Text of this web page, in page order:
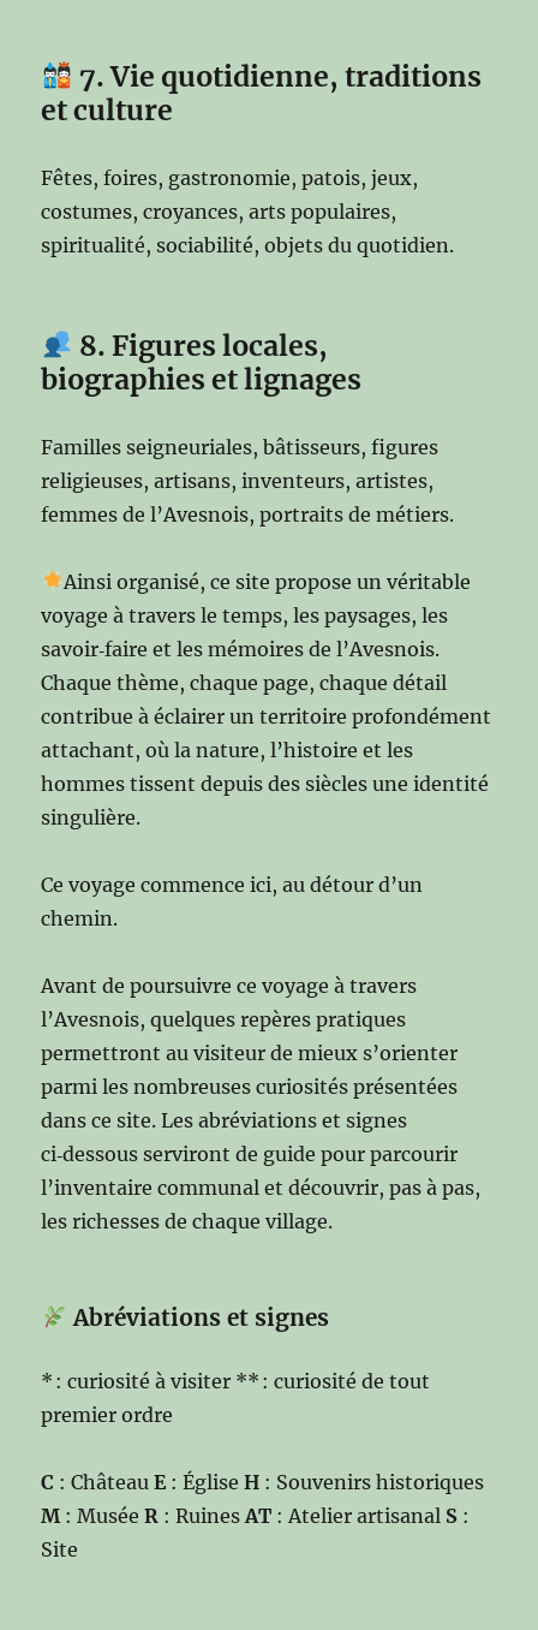
7. Vie quotidienne, traditions
et culture
Fêtes, foires, gastronomie, patois, jeux,
costumes, croyances, arts populaires,
spiritualité, sociabilité, objets du quotidien.
8. Figures locales,
biographies et lignages
Familles seigneuriales, bâtisseurs, figures
religieuses, artisans, inventeurs, artistes,
femmes de l’Avesnois, portraits de métiers.
Ainsi organisé, ce site propose un véritable
voyage à travers le temps, les paysages, les
savoir‑faire et les mémoires de l’Avesnois.
Chaque thème, chaque page, chaque détail
contribue à éclairer un territoire profondément
attachant, où la nature, l’histoire et les
hommes tissent depuis des siècles une identité
singulière.
Ce voyage commence ici, au détour d’un
chemin.
Avant de poursuivre ce voyage à travers
l’Avesnois, quelques repères pratiques
permettront au visiteur de mieux s’orienter
parmi les nombreuses curiosités présentées
dans ce site. Les abréviations et signes
ci‑dessous serviront de guide pour parcourir
l’inventaire communal et découvrir, pas à pas,
les richesses de chaque village.
Abréviations et signes
* : curiosité à visiter ** : curiosité de tout
premier ordre
C : ChâteauE: ÉgliseH : Souvenirs historiques
M : MuséeR : RuinesAT : Atelier artisanal S :
Site